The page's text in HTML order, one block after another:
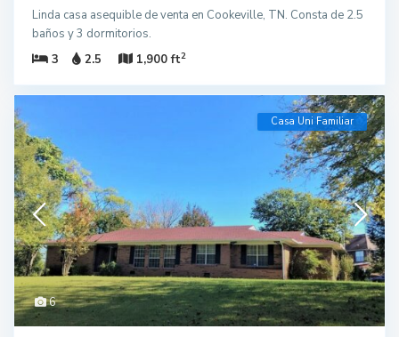
Linda casa asequible de venta en Cookeville, TN. Consta de 2.5
baños y 3 dormitorios.
3
2.5 1,900 ft2
6
Casa Uni Familiar